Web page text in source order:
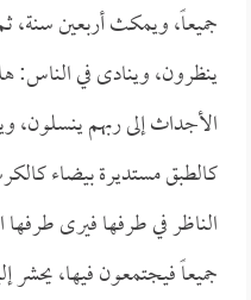
جميعاً، ويمكث أربعين سنة،
ينظرون، وينادى في الناس:
الأجداث إلى ربهم ينسلون،
كالطبق مستديرة بيضاء
الناظر في طرفها فيرى
جميعاً فيجتمعون فيها، يحشر